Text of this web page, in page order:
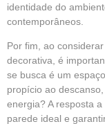
identidade do
contemporâneos.
Por fim, ao
decorativa, é
se busca é um
propício ao
energia? A resposta
parede ideal e